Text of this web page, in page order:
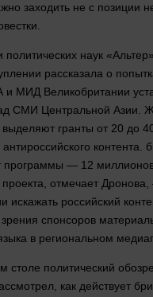
заходить не с позиции
наук
рассказала о
МИД Великобритании
СМИ Центральной Азии.
выделяют гранты от 20 до
контента.
программы — 12
проекта, отмечает
искажать российский
спонсоров
в региональном
столе политический
как действует